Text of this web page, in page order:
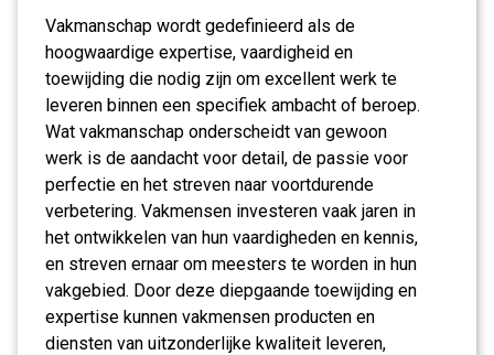
Vakmanschap wordt gedefinieerd als de
hoogwaardige expertise, vaardigheid en
toewijding die nodig zijn om excellent werk te
leveren binnen een specifiek ambacht of beroep.
Wat vakmanschap onderscheidt van gewoon
werk is de aandacht voor detail, de passie voor
perfectie en het streven naar voortdurende
verbetering. Vakmensen investeren vaak jaren in
het ontwikkelen van hun vaardigheden en kennis,
en streven ernaar om meesters te worden in hun
vakgebied. Door deze diepgaande toewijding en
expertise kunnen vakmensen producten en
diensten van uitzonderlijke kwaliteit leveren,